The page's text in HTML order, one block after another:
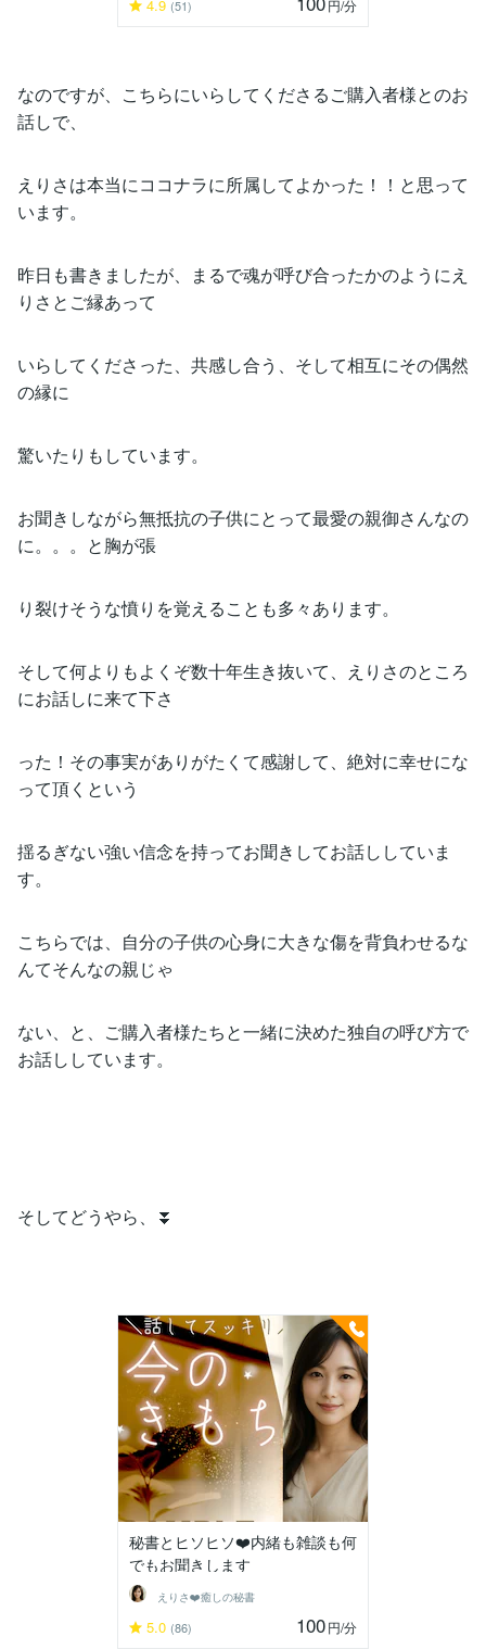
4.9 (51) 円/分
なのですが、こちらにいらしてくださるご購入者様とのお
話しで、
えりさは本当にココナラに所属してよかった！！と思って
います。
昨日も書きましたが、まるで魂が呼び合ったかのようにえ
りさとご縁あって
いらしてくださった、共感し合う、そして相互にその偶然
の縁に
驚いたりもしています。
お聞きしながら無抵抗の子供にとって最愛の親御さんなの
に。。。と胸が張
り裂けそうな憤りを覚えることも多々あります。
そして何よりもよくぞ数十年生き抜いて、えりさのところ
にお話しに来て下さ
った！その事実がありがたくて感謝して、絶対に幸せにな
って頂くという
揺るぎない強い信念を持ってお聞きしてお話ししていま
す。
こちらでは、自分の子供の心身に大きな傷を背負わせるな
んてそんなの親じゃ
ない、と、ご購入者様たちと一緒に決めた独自の呼び方で
お話ししています。
そしてどうやら、⏬
秘書とヒソヒソ❤️内緒も雑談も何
でもお聞きします
えりさ❤️癒しの秘書
5.0 (86) 100円/分